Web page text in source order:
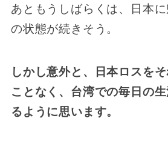
あともうしばらくは、日本
の状態が続きそう。
しかし意外と、日本ロスを
ことなく、台湾での毎日の
るように思います。